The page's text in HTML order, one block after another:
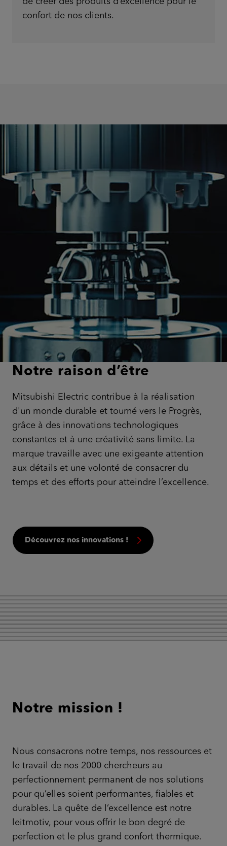
confort de nos clients.
Notre raison d’être
Mitsubishi Electric contribue à la réalisation
d'un monde durable et tourné vers le Progrès,
grâce à des innovations technologiques
constantes et à une créativité sans limite. La
marque travaille avec une exigeante attention
aux détails et une volonté de consacrer du
temps et des efforts pour atteindre l’excellence.
Découvrez nos innovations !
Notre mission !
Nous consacrons notre temps, nos ressources et
le travail de nos 2000 chercheurs au
perfectionnement permanent de nos solutions
pour qu’elles soient performantes, fiables et
durables. La quête de l’excellence est notre
leitmotiv, pour vous offrir le bon degré de
perfection et le plus grand confort thermique.